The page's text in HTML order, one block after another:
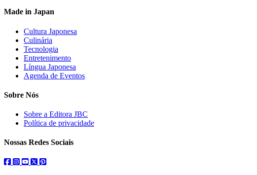
Made in Japan
Cultura Japonesa
Culinária
Tecnologia
Entretenimento
Língua Japonesa
Agenda de Eventos
Sobre Nós
Sobre a Editora JBC
Política de privacidade
Nossas Redes Sociais
facebook
instagram
youtube
twitterpinterest